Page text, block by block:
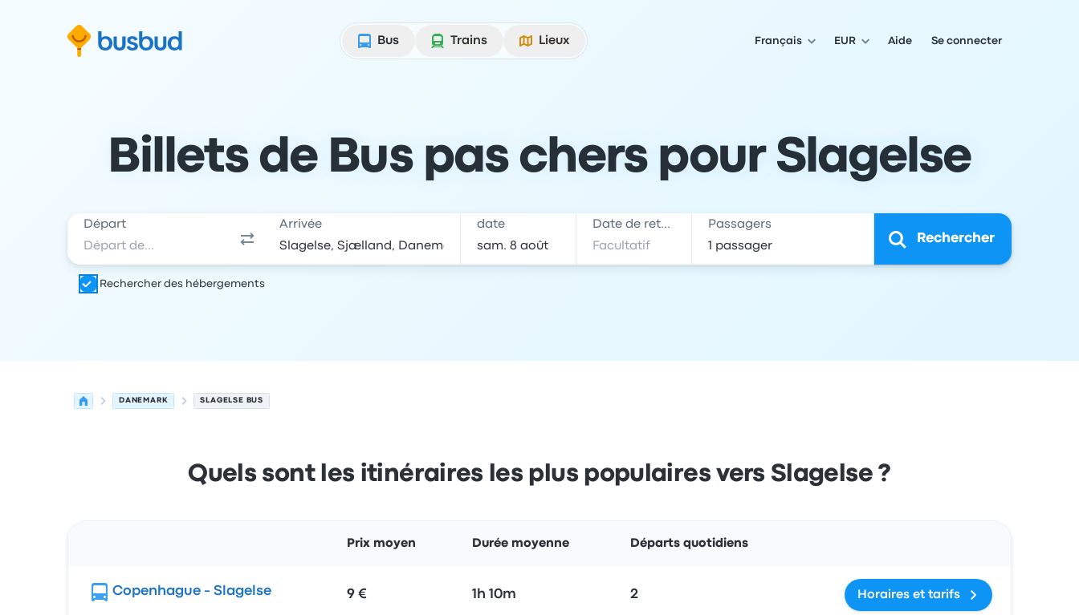
Bus
Trains Lieux Français EUR Aide Se connecter
Billets de Bus pas chers pour Slagelse
Départ Arrivée date Date de retour Passagers
Rechercher
Rechercher des hébergements
DANEMARK SLAGELSE BUS
Quels sont les itinéraires les plus populaires vers Slagelse ?
Prix moyen Durée moyenne Départs quotidiens
Copenhague - Slagelse 9 € 1h 10m 2 Horaires et tarifs